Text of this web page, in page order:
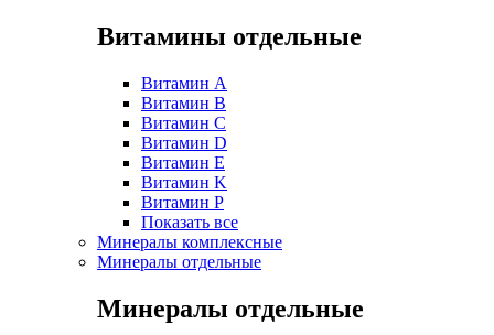
Витамины отдельные
Витамин A
Витамин B
Витамин C
Витамин D
Витамин E
Витамин K
Витамин P
Показать все
Минералы комплексные
Минералы отдельные
Минералы отдельные